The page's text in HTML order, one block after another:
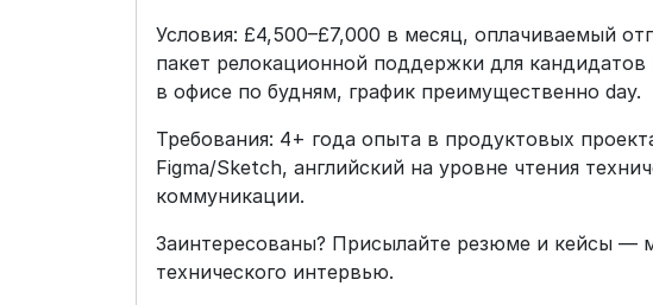
Условия: £4,500–£7,000 в месяц, оплачиваемый
пакет релокационной поддержки для кандидатов
в офисе по будням, график преимущественно day.
Требования: 4+ года опыта в продуктовых
Figma/Sketch, английский на уровне чтения
коммуникации.
Заинтересованы? Присылайте резюме и кейсы —
технического интервью.